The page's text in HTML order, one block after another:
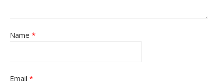
Name *
Email *